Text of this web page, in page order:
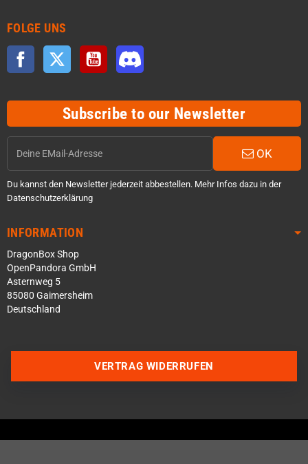
FOLGE UNS
Facebook Twitter YouTube
Subscribe to our Newsletter
OK
Du kannst den Newsletter jederzeit abbestellen. Mehr Infos dazu in der
Datenschutzerklärung
INFORMATION
DragonBox Shop
OpenPandora GmbH
Asternweg 5
85080 Gaimersheim
Deutschland
VERTRAG WIDERRUFEN